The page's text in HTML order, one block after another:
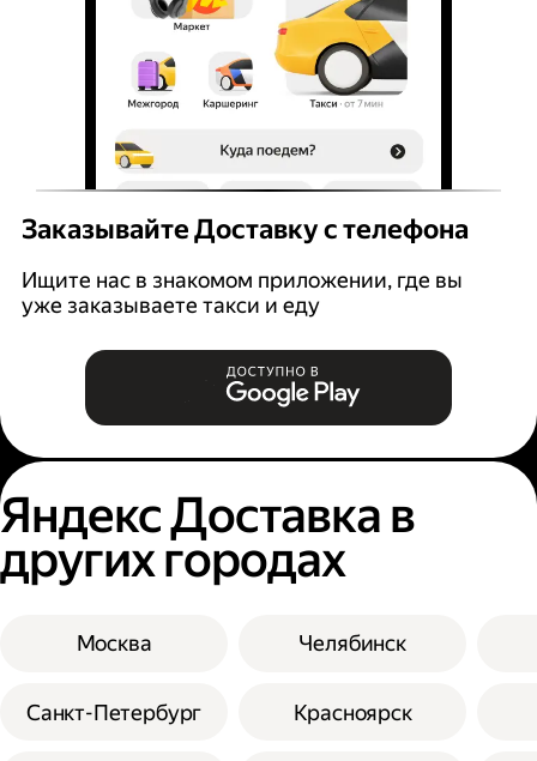
Заказывайте Доставку с телефона
Ищите нас в знакомом приложении, где вы
уже заказываете такси и еду
Яндекс Доставка в
других городах
Москва
Санкт-Петербург
Челябинск
Красноярск